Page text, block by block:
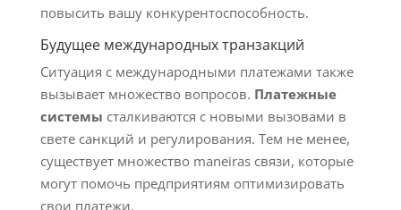
повысить вашу конкурентоспособность.
Будущее международных транзакций
Ситуация с международными платежами также
вызывает множество вопросов. Платежные
системы сталкиваются с новыми вызовами в
свете санкций и регулирования. Тем не менее,
существует множество maneiras связи, которые
могут помочь предприятиям оптимизировать
свои платежи.